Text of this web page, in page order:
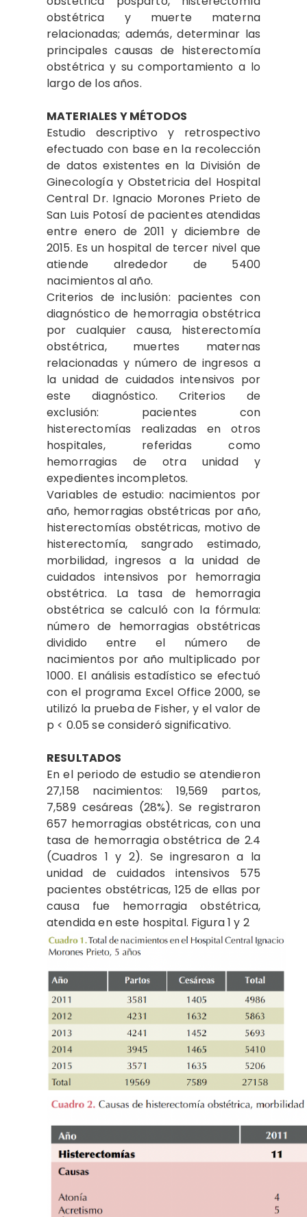
obstétrica y muerte materna
relacionadas; además, determinar las
principales causas de histerectomía
obstétrica y su comportamiento a lo
largo de los años.
MATERIALES Y MÉTODOS
Estudio descriptivo y retrospectivo
efectuado con base en la recolección
de datos existentes en la División de
Ginecología y Obstetricia del Hospital
Central Dr. Ignacio Morones Prieto de
San Luis Potosí de pacientes atendidas
entre enero de 2011 y diciembre de
2015. Es un hospital de tercer nivel que
atiende alrededor de 5400
nacimientos al año.
Criterios de inclusión: pacientes con
diagnóstico de hemorragia obstétrica
por cualquier causa, histerectomía
obstétrica, muertes maternas
relacionadas y número de ingresos a
la unidad de cuidados intensivos por
este diagnóstico. Criterios de
exclusión: pacientes con
histerectomías realizadas en otros
hospitales, referidas como
hemorragias de otra unidad y
expedientes incompletos.
Variables de estudio: nacimientos por
año, hemorragias obstétricas por año,
histerectomías obstétricas, motivo de
histerectomía, sangrado estimado,
morbilidad, ingresos a la unidad de
cuidados intensivos por hemorragia
obstétrica. La tasa de hemorragia
obstétrica se calculó con la fórmula:
número de hemorragias obstétricas
dividido entre el número de
nacimientos por año multiplicado por
1000. El análisis estadístico se efectuó
con el programa Excel Office 2000, se
utilizó la prueba de Fisher, y el valor de
p < 0.05 se consideró significativo.
RESULTADOS
En el periodo de estudio se atendieron
27,158 nacimientos: 19,569 partos,
7,589 cesáreas (28%). Se registraron
657 hemorragias obstétricas, con una
tasa de hemorragia obstétrica de 2.4
(Cuadros 1 y 2). Se ingresaron a la
unidad de cuidados intensivos 575
pacientes obstétricas, 125 de ellas por
causa fue hemorragia obstétrica,
atendida en este hospital. Figura 1 y 2